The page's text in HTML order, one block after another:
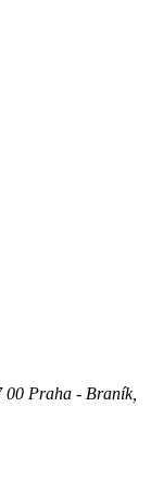
00 Praha - Braník,